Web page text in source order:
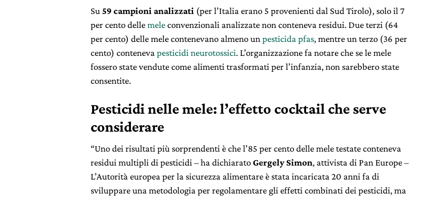
Su 59 campioni analizzati (per l’Italia erano 5 provenienti dal Sud Tirolo), solo il 7
per cento dellemeleconvenzionali analizzate non conteneva residui. Due terzi (64
per cento) delle mele contenevano almeno un pesticida pfas, mentre un terzo (36 per
cento) conteneva pesticidi neurotossici. L’organizzazione fa notare che se le mele
fossero state vendute come alimenti trasformati per l’infanzia, non sarebbero state
consentite.
Pesticidi nelle mele: l’effetto cocktail che serve
considerare
“Uno dei risultati più sorprendenti è che l’85 per cento delle mele testate conteneva
residui multipli di pesticidi – ha dichiaratoGergely Simon, attivista di Pan Europe –
L’Autorità europea per la sicurezza alimentare è stata incaricata 20 anni fa di
sviluppare una metodologia per regolamentare gli effetti combinati dei pesticidi, ma